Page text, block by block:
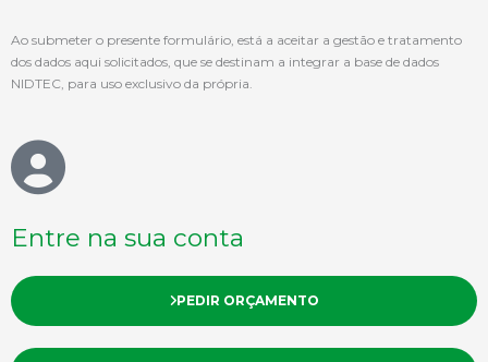
Ao submeter o presente formulário, está a aceitar a gestão e tratamento
dos dados aqui solicitados, que se destinam a integrar a base de dados
NIDTEC, para uso exclusivo da própria.
Entre na sua conta
PEDIR ORÇAMENTO